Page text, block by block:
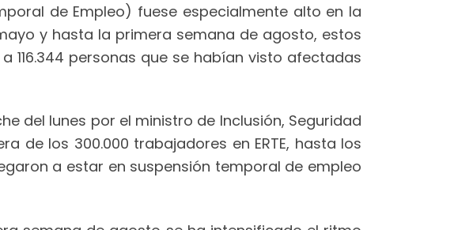
de Empleo) fuese especialmente alto en la
y hasta la primera semana de agosto, estos
116.344 personas que se habían visto afectadas
del lunes por el ministro de Inclusión, Seguridad
de los 300.000 trabajadores en ERTE, hasta los
a estar en suspensión temporal de empleo